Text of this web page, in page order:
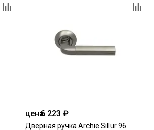
цена6 223 ₽
Дверная ручка Archie Sillur 96